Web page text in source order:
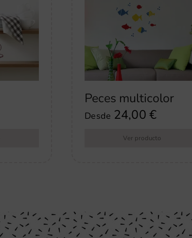
Peces multicolor
Desde 24,00€
Ver producto